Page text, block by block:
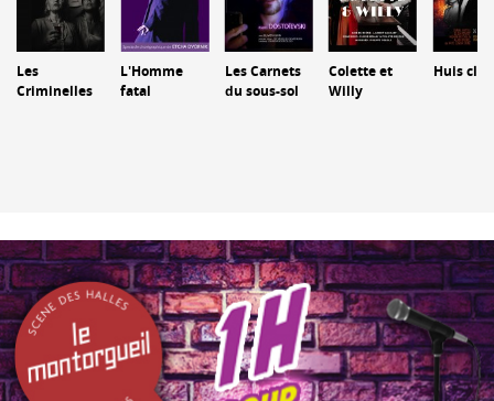
Les
Criminelles
L'Homme
fatal
Les Carnets
du sous-sol
Colette et
Willy
Huis clos